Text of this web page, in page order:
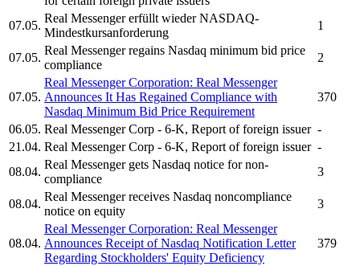
07.05.
Real Messengererfüllt wieder NASDAQ-
Mindestkursanforderung
1
07.05.
Real Messengerregains Nasdaq minimum bid price
compliance
2
07.05.
Real Messenger Corporation: Real Messenger
Announces It Has Regained Compliance with
Nasdaq Minimum Bid Price Requirement
370
06.05. Real Messenger Corp - 6-K, Report of foreign issuer -
21.04. Real Messenger Corp - 6-K, Report of foreign issuer -
08.04.
Real Messenger gets Nasdaq notice for non-
compliance
3
08.04.
Real Messengerreceives Nasdaq noncompliance
notice on equity
3
08.04.
Real Messenger Corporation: Real Messenger
Announces Receipt of Nasdaq Notification Letter
Regarding Stockholders' Equity Deficiency
379